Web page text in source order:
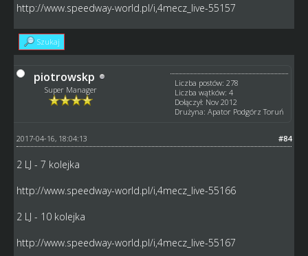
http://www.speedway-world.pl/i,4mecz_live-55157
Szukaj
piotrowskp
Super Manager
Liczba postów: 278
Liczba wątków: 4
Dołączył: Nov 2012
Drużyna: Apator Podgórz Toruń
#84
2017-04-16, 18:04:13
2 LJ - 7 kolejka
http://www.speedway-world.pl/i,4mecz_live-55166
2 LJ - 10 kolejka
http://www.speedway-world.pl/i,4mecz_live-55167